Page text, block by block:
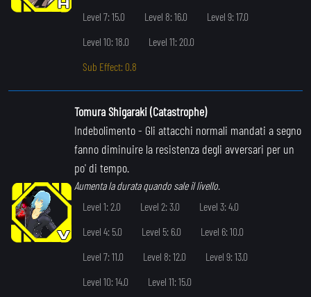
Level 7: 15.0
Level 8: 16.0
Level 9: 17.0
Level 10: 18.0
Level 11: 20.0
Sub Effect: 0.8
Tomura Shigaraki (Catastrophe)
Indebolimento- Gli attacchi normali mandati a segno
fanno diminuire la resistenza degli avversari per un
po' di tempo.
Aumenta la durata quando sale il livello.
Level 1: 2.0
Level 2: 3.0
Level 3: 4.0
Level 4: 5.0
Level 5: 6.0
Level 6: 10.0
Level 7: 11.0
Level 8: 12.0
Level 9: 13.0
Level 10: 14.0
Level 11: 15.0